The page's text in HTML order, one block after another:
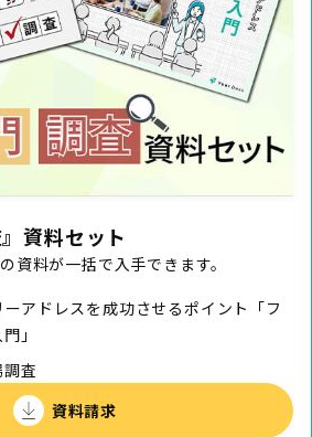
資料セット
資料が一括で入手できます。
アドレスを成功させるポイント「フ
」
査
資料請求